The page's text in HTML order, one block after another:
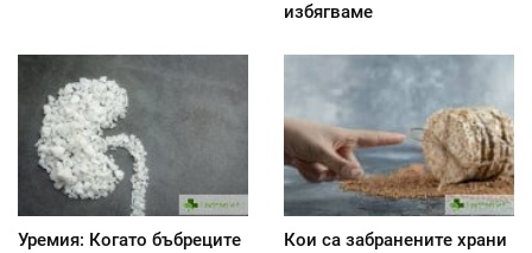
избягваме
Уремия: Когато бъбреците
Кои са забранените храни